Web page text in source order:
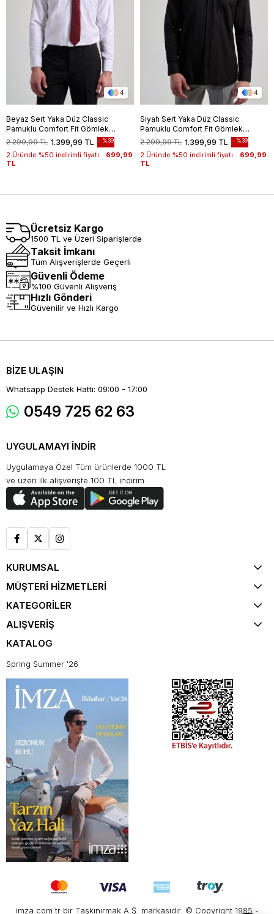
4
Beyaz Sert Yaka Düz Classic
Pamuklu Comfort Fit Gömlek
1004250213 1.399,99 TL
2.299,99 TL %39
2.Üründe %50 indirimli fiyatı:
699,99
TL
4
Siyah Sert Yaka Düz Classic
Pamuklu Comfort Fit Gömlek
1004250213 1.399,99 TL
2.299,99 TL %39
2.Üründe %50 indirimli fiyatı:
699,99
TL
Ücretsiz Kargo
1500 TL ve Üzeri Siparişlerde
Taksit İmkanı
Tüm Alışverişlerde Geçerli
Güvenli Ödeme
%100 Güvenli Alışveriş
Hızlı Gönderi
Güvenilir ve Hızlı Kargo
BİZE ULAŞIN
Whatsapp Destek Hattı: 09:00 - 17:00
0549 725 62 63
UYGULAMAYI İNDİR
Uygulamaya Özel Tüm ürünlerde 1000 TL
ve üzeri ilk alışverişte 100 TL indirim
KURUMSAL
MÜŞTERİ HİZMETLERİ
KATEGORİLER
ALIŞVERİŞ
KATALOG
Spring Summer '26
imza.com.tr bir Taşkınırmak A.Ş. markasıdır. © Copyright 1985 -